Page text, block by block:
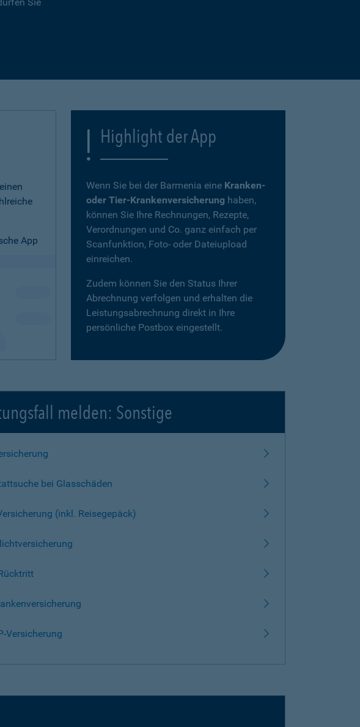
App
Highlight der App
Wenn Sie bei der Barmenia eine Kranken-
oder Tier-Krankenversicherung haben,
können Sie Ihre Rechnungen, Rezepte,
Verordnungen und Co. ganz einfach per
Scanfunktion, Foto- oder Dateiupload
einreichen.
Zudem können Sie den Status Ihrer
Abrechnung verfolgen und erhalten die
Leistungsabrechnung direkt in Ihre
persönliche Postbox eingestellt.
melden: Sonstige
bei Glasschäden
(inkl. Reisegepäck)
Versicherung